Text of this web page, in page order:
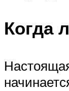
Когда